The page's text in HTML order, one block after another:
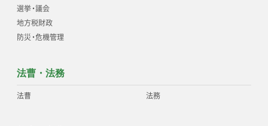
選挙・議会
地方税財政
防災・危機管理
法曹・法務
法曹 法務